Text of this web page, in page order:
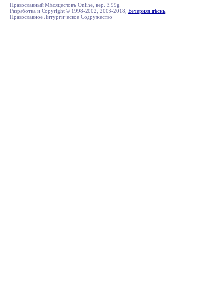
Православный Мѣсяцесловъ Online, вер. 3.99g
Разработка и Copyright © 1998-2002, 2003-2018, Вечерняя пѣснь
Православное Литургическое Содружество